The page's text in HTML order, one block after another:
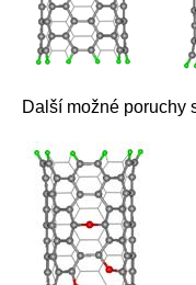
Další možné poruchy